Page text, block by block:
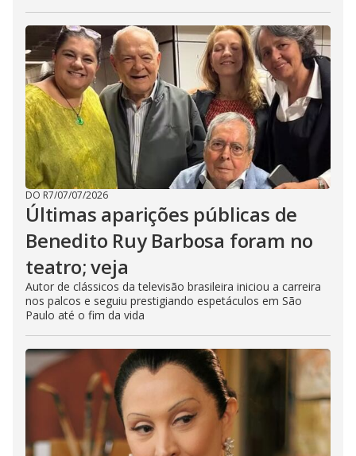
DO R7/07/07/2026
Últimas aparições públicas de
Benedito Ruy Barbosa foram no
teatro; veja
Autor de clássicos da televisão brasileira iniciou a carreira
nos palcos e seguiu prestigiando espetáculos em São
Paulo até o fim da vida